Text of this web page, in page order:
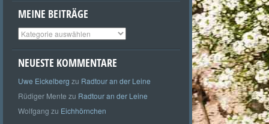
MEINE BEITRÄGE
Meine
Beiträge
NEUESTE KOMMENTARE
Uwe Eickelberg zu Radtour an der Leine
Rüdiger Mente zu Radtour an der Leine
Wolfgang zu Eichhörnchen